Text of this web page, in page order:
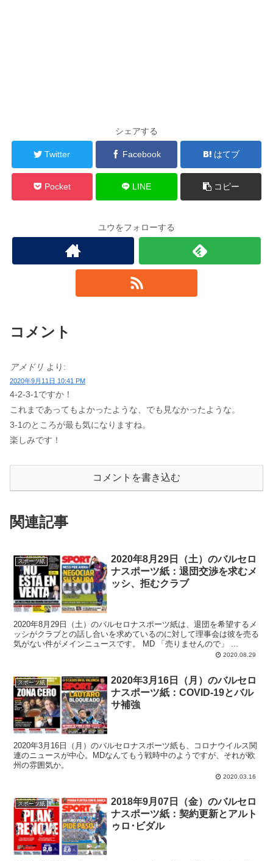
シェアする
Twitter Facebook はてブ
Pocket LINE コピー
ユウをフォローする
コメント
アメドリ より:
2020年9月11日 10:41 PM
4-2-3-1ですか！
これまであってもよかったような、でも見なかったような。
3-1のところが最も気になりますね。
楽しみです！
コメントを書き込む
関連記事
スポーツ紙
2020年8月29日（土）のバルセロ
ナスポーツ紙：退団交渉を求むメ
ッシ、拒むクラブ
2020年8月29日（土）のバルセロナスポーツ紙は、退団を希望するメ
ッシがクラブとの話し合いを求めているのに対して理事会は彼を売る
気がない件がメインニュースです。 MD 「売りませんので」 ...
2020.08.29
スポーツ紙
2020年3月16日（月）のバルセロ
ナスポーツ紙：COVID-19とバル
サ補強
2020年3月16日（月）のバルセロナスポーツ紙も、コロナウイルス関
連のニュースが中心。MDなんてもう戦時中のようですが、それが欧
州の雰囲気か。
2020.03.16
スポーツ紙
2018年9月07日（金）のバルセロ
ナスポーツ紙：契約更新とアルト
ゥロ･ビダル